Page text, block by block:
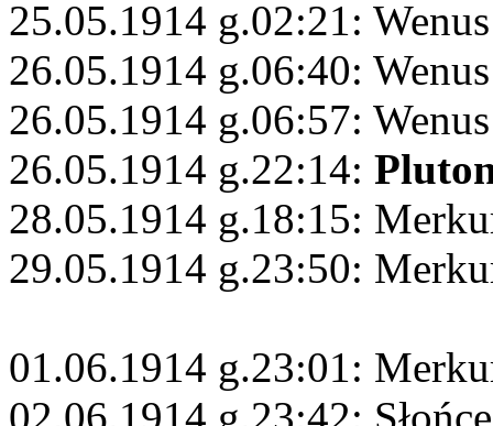
25.05.1914 g.02:21:
26.05.1914 g.06:40:
26.05.1914 g.06:57:
26.05.1914 g.22:14:
28.05.1914 g.18:15:
29.05.1914 g.23:50:
01.06.1914 g.23:01:
02.06.1914 g.23:42: